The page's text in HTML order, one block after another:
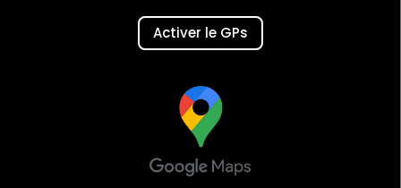
Activer le GPs